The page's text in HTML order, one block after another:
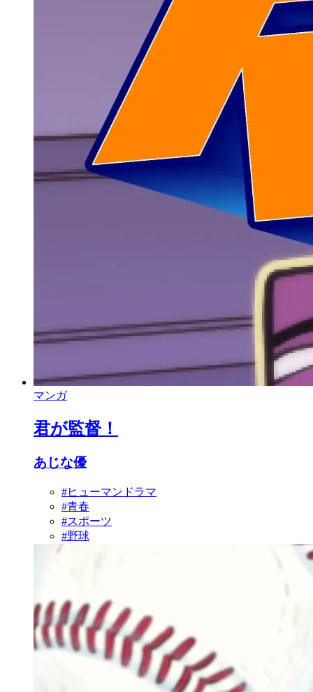
マンガ
君が監督！
あじな優
#ヒューマンドラマ
#青春
#スポーツ
#野球